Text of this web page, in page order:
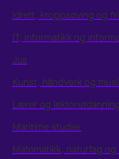
Idrett, kroppsøving og
IT, informatikk og
Jus
Kunst, håndverk og
Lærer og lektorutdanning
Maritime studier
Matematikk, naturfag og